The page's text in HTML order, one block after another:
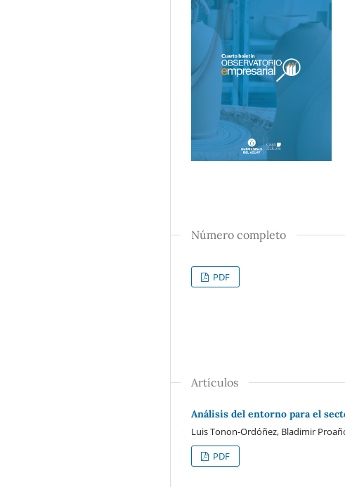
Número completo
PDF
Artículos
Análisis del entorno para el
Luis Tonon-Ordóñez, Bladimir
PDF